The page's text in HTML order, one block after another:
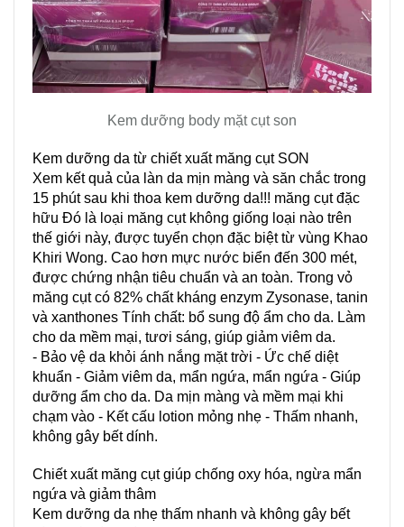
Kem dưỡng body mặt cụt son
Kem dưỡng da từ chiết xuất măng cụt SON
Xem kết quả của làn da mịn màng và săn chắc trong
15 phút sau khi thoa kem dưỡng da!!! măng cụt đặc
hữu Đó là loại măng cụt không giống loại nào trên
thế giới này, được tuyển chọn đặc biệt từ vùng Khao
Khiri Wong. Cao hơn mực nước biển đến 300 mét,
được chứng nhận tiêu chuẩn và an toàn. Trong vỏ
măng cụt có 82% chất kháng enzym Zysonase, tanin
và xanthones Tính chất: bổ sung độ ẩm cho da. Làm
cho da mềm mại, tươi sáng, giúp giảm viêm da.
- Bảo vệ da khỏi ánh nắng mặt trời - Ức chế diệt
khuẩn - Giảm viêm da, mẩn ngứa, mẩn ngứa - Giúp
dưỡng ẩm cho da. Da mịn màng và mềm mại khi
chạm vào - Kết cấu lotion mỏng nhẹ - Thấm nhanh,
không gây bết dính.
Chiết xuất măng cụt giúp chống oxy hóa, ngừa mẩn
ngứa và giảm thâm
Kem dưỡng da nhẹ thấm nhanh và không gây bết